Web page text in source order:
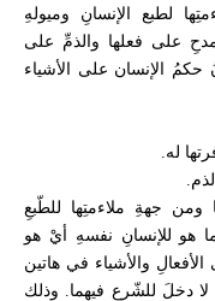
لطبع الإنسانِ وميولهِ
على فعلها والذمِّ على
حكمُ الإنسان على الأشياء
ومن جهةِ ملاءمتِها للطّبعِ
هو للإنسانِ نفسهِ أيْ هو
والأشياء في هاتين
لا دخلَ للشّرع فيهما. وذلك